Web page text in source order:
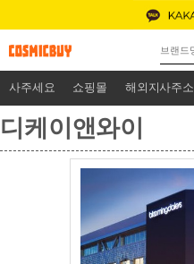
사주세요 쇼핑몰 해외지사주소
디케이앤와이